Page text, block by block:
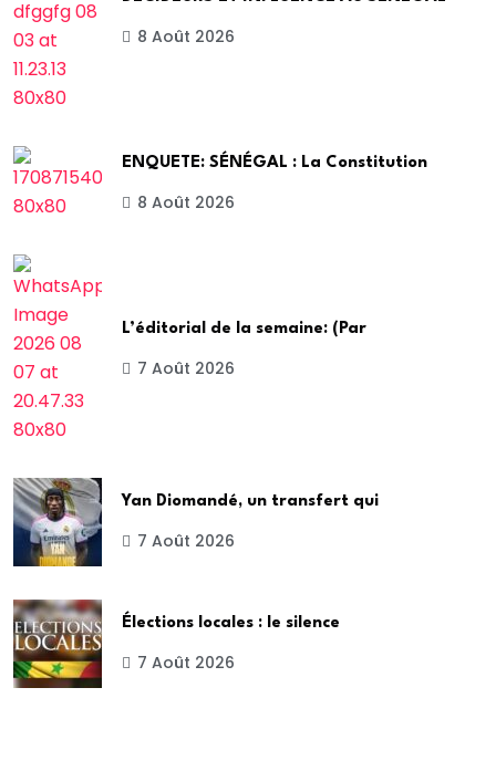
8 Août 2026
ENQUETE: SÉNÉGAL : La Constitution
8 Août 2026
L’éditorial de la semaine: (Par
7 Août 2026
Yan Diomandé, un transfert qui
7 Août 2026
Élections locales : le silence
7 Août 2026